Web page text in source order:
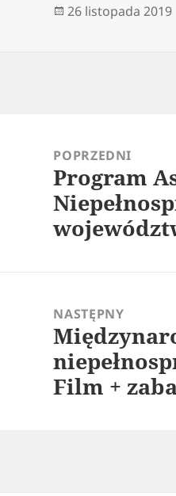
Data
26 listopada 2019
POPRZEDNI
Poprzedni
wpis:
Program
NASTĘPNY
Następny
wpis:
Film +